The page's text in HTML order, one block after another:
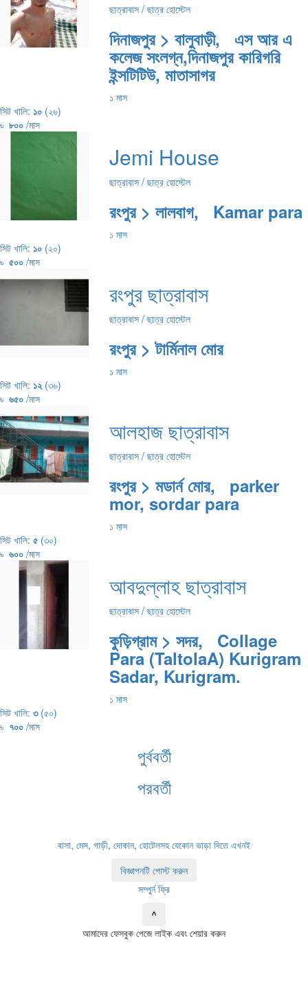
ছাত্রাবাস / ছাত্র হোস্টেল
দিনাজপুর > বালুবাড়ী, এস আর এ
কলেজ সংলগ্ন,দিনাজপুর কারিগরি
ইন্সটিটিউ, মাতাসাগর
১ মাস
সিট খালি: ১০ (২৬)
৳ ৮০০ /মাস
Jemi House
ছাত্রাবাস / ছাত্র হোস্টেল
রংপুর > লালবাগ, Kamar para
১ মাস
সিট খালি: ১০ (২০)
৳ ৫০০ /মাস
রংপুর ছাত্রাবাস
ছাত্রাবাস / ছাত্র হোস্টেল
রংপুর > টার্মিনাল মোর
১ মাস
সিট খালি: ১২ (৩৬)
৳ ৬৫০ /মাস
আলহাজ ছাত্রাবাস
ছাত্রাবাস / ছাত্র হোস্টেল
রংপুর > মডার্ন মোর, parker
mor, sordar para
১ মাস
সিট খালি: ৫ (৩০)
৳ ৬০০ /মাস
আবদুল্লাহ ছাত্রাবাস
ছাত্রাবাস / ছাত্র হোস্টেল
কুড়িগ্রাম > সদর, Collage
Para (TaltolaA) Kurigram
Sadar, Kurigram.
১ মাস
সিট খালি: ৩(৫০)
৳ ৭০০ /মাস
পুর্ববর্তী
পরবর্তী
বাসা, মেস, গাড়ী, দোকান, হোটেলসহ যেকোন ভাড়া দিতে এখনই
বিজ্ঞাপনটি পোস্ট করুন
সম্পুর্ন ফ্রি
^
আমাদের ফেসবুক পেজে লাইক এবং শেয়ার করুন